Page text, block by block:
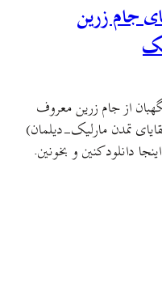
جام زرین
از جام زرین معروف
تمدن مارلیک-دیلمان)
دانلود کنین و بخونین.